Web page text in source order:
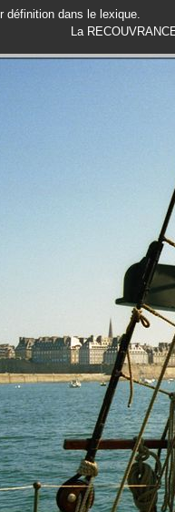
définition dans le lexique.
La